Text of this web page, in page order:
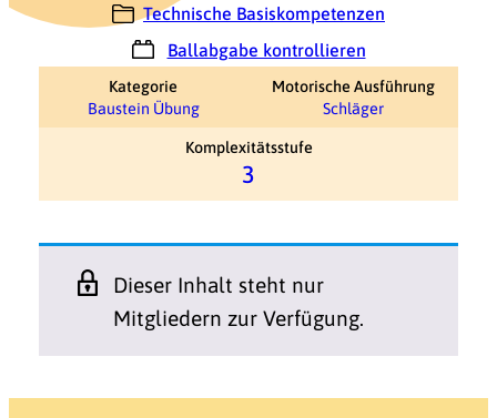
Technische Basiskompetenzen
Ballabgabe kontrollieren
Kategorie
Baustein Übung
Motorische Ausführung
Schläger
Komplexitätsstufe
3
Dieser Inhalt steht nur
Mitgliedern zur Verfügung.